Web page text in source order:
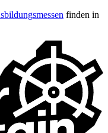
finden in